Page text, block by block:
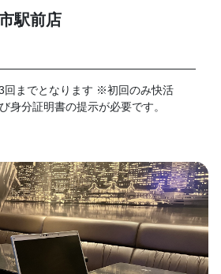
駅前店
までとなります ※初回のみ快活
身分証明書の提示が必要です。